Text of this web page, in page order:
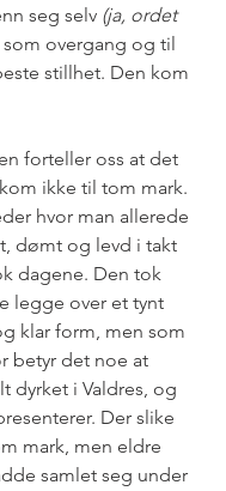
seg selv (ja, ordet
overgang og til
stillhet. Den kom
forteller oss at det
ikke til tom mark.
hvor man allerede
dømt og levd i takt
dagene. Den tok
legge over et tynt
klar form, men som
betyr det noe at
dyrket i Valdres, og
Der slike
mark, men eldre
samlet seg under